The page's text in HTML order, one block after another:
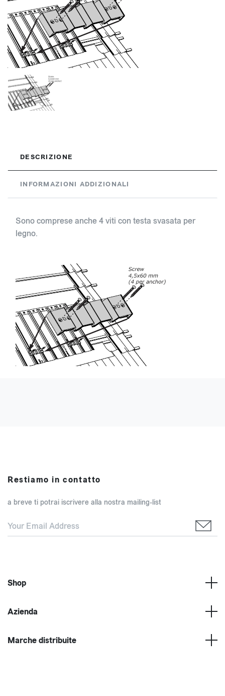
DESCRIZIONE
INFORMAZIONI ADDIZIONALI
Sono comprese anche 4 viti con testa svasata per
legno.
Restiamo in contatto
a breve ti potrai iscrivere alla nostra mailing-list
Shop
Azienda
Marche distribuite